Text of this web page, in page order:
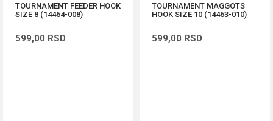
TOURNAMENT FEEDER HOOK
SIZE 8 (14464-008)
599,00 RSD
TOURNAMENT MAGGOTS
HOOK SIZE 10 (14463-010)
599,00 RSD